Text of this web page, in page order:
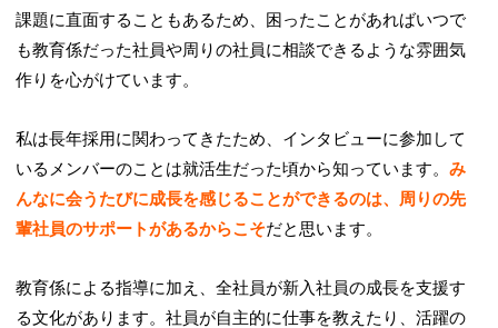
課題に直面することもあるため、困ったことがあればいつで
も教育係だった社員や周りの社員に相談できるような雰囲気
作りを心がけています。
私は長年採用に関わってきたため、インタビューに参加して
いるメンバーのことは就活生だった頃から知っています。み
んなに会うたびに成長を感じることができるのは、周りの先
輩社員のサポートがあるからこそだと思います。
教育係による指導に加え、全社員が新入社員の成長を支援す
る文化があります。社員が自主的に仕事を教えたり、活躍の